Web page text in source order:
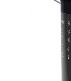
и эмали